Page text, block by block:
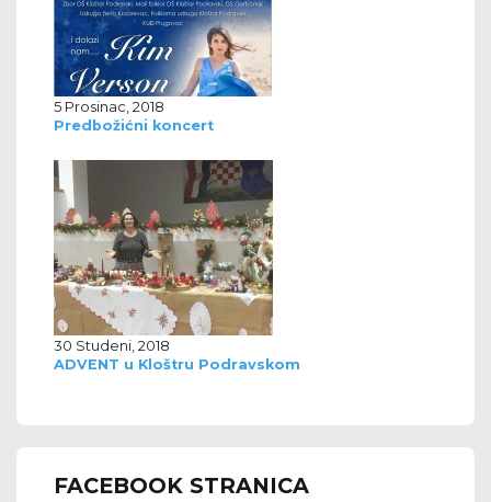
5 Prosinac, 2018
Predbožićni koncert
30 Studeni, 2018
ADVENT u Kloštru Podravskom
FACEBOOK STRANICA